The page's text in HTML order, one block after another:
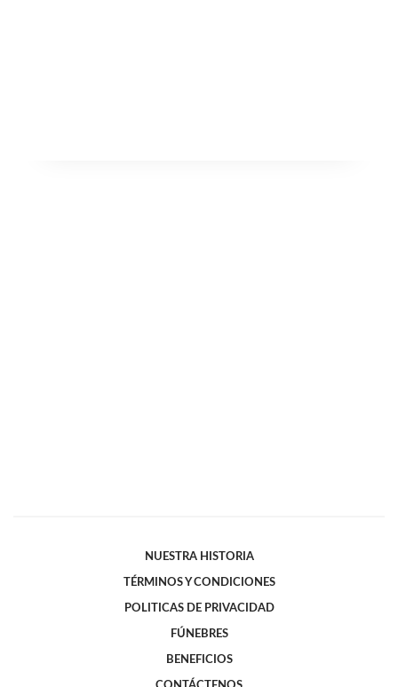
NUESTRA HISTORIA
TÉRMINOS Y CONDICIONES
POLITICAS DE PRIVACIDAD
FÚNEBRES
BENEFICIOS